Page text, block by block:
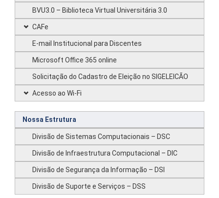
BVU3.0 – Biblioteca Virtual Universitária 3.0
CAFe
E-mail Institucional para Discentes
Microsoft Office 365 online
Solicitação do Cadastro de Eleição no SIGELEICÃO
Acesso ao Wi-Fi
Nossa Estrutura
Divisão de Sistemas Computacionais – DSC
Divisão de Infraestrutura Computacional – DIC
Divisão de Segurança da Informação – DSI
Divisão de Suporte e Serviços – DSS